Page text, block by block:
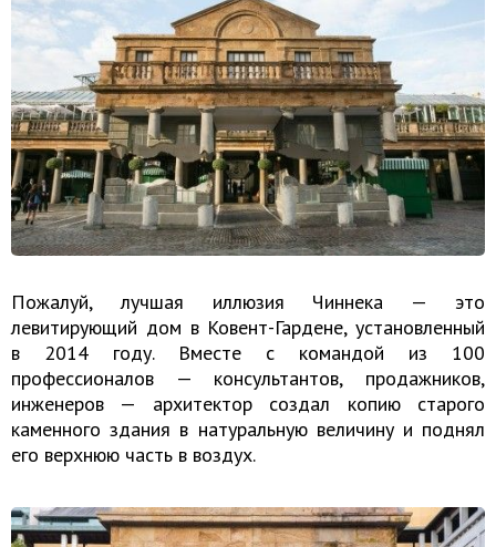
Пожалуй, лучшая иллюзия Чиннека — это
левитирующий дом в Ковент-Гардене, установленный
в 2014 году. Вместе с командой из 100
профессионалов — консультантов, продажников,
инженеров — архитектор создал копию старого
каменного здания в натуральную величину и поднял
его верхнюю часть в воздух.